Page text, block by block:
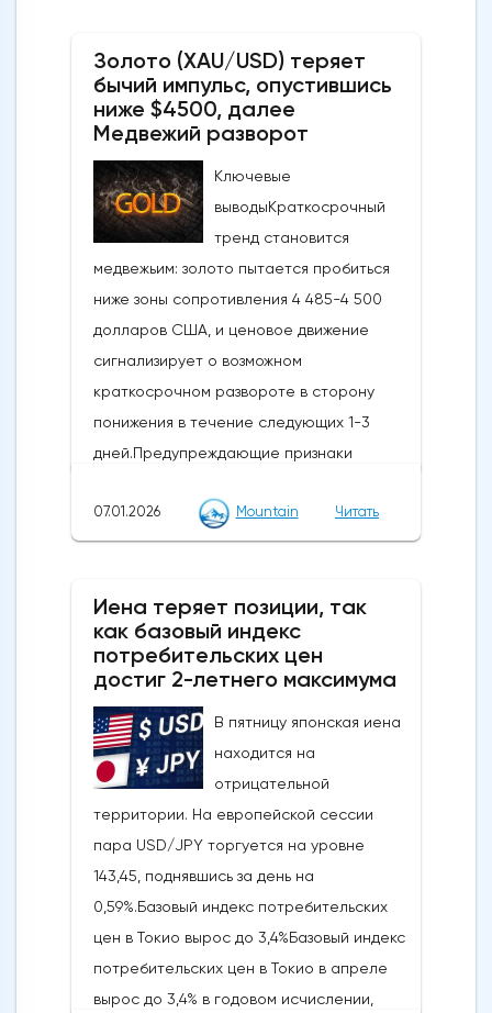
Золото (XAU/USD) теряет
бычий импульс, опустившись
ниже $4500, далее
Медвежий разворот
Ключевые
выводыКраткосрочный
тренд становится
медвежьим: золото пытается пробиться
ниже зоны сопротивления 4 485-4 500
долларов США, и ценовое движение
сигнализирует о возможном
краткосрочном развороте в сторону
понижения в течение следующих 1-3
дней.Предупреждающие признаки
достиг ключевого уровня коррекции
Фибоначчи и сопровождается медвежьей
это движение, скорее всего, является
отскоком от тренда, а не новым бычьим
импульсом.Ключевые уровни, на которые
430/4 403 долларов США откроет путь к
более глубокому откату к 4 333-4 309
долларам США и, возможно, к 4 267-4 243
долларам США, в то время как явный
прорыв выше 4 500 долларов США сведет
на нет медвежий
сценарий.Краткосрочный тренд (от 1 до 3
дней): разворот в сторону
пониженияСледите за ключевым
краткосрочным сопротивлением на
07.01.2026 Mountain Читать
Иена теряет позиции, так
как базовый индекс
потребительских цен
достиг 2-летнего максимума
В пятницу японская иена
находится на
отрицательной
территории. На европейской сессии
пара USD/JPY торгуется на уровне
143,45, поднявшись за день на
0,59%.Базовый индекс потребительских
цен в Токио вырос до 3,4%Базовый индекс
потребительских цен в Токио в апреле
вырос до 3,4% в годовом исчислении,